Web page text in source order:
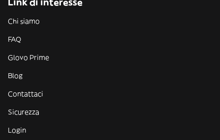
Chi siamo
FAQ
Glovo Prime
Blog
Contattaci
Sicurezza
Login